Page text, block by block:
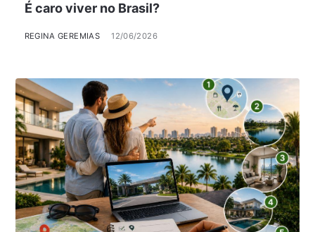
É caro viver no Brasil?
REGINA GEREMIAS 12/06/2026